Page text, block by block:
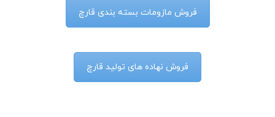
فروش مازومات بسته بندی قارچ
فروش نهاده های تولید قارچ